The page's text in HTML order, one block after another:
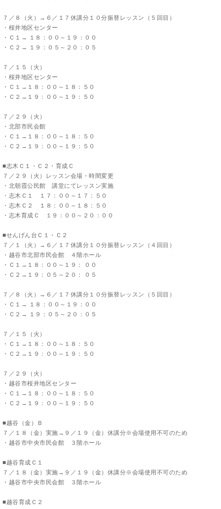
７／８（火）→６／１７休講分１０分振替レッスン（５回目）
・桜井地区センター
・Ｃ１→ １８：００～１９：００
・Ｃ２→ １９：０５～２０：０５
７／１５（火）
・桜井地区センター
・Ｃ１→１８：００～１８：５０
・Ｃ２→１９：００～１９：５０
７／２９（火）
・ 北部市民会館
・Ｃ１→１８：００～１８：５０
・Ｃ２→１９：００～１９：５０
■志木Ｃ１・Ｃ２・育成Ｃ
７／２９（火）レッスン会場・時間変更
・北朝霞公民館 講堂にてレッスン実施
・志木Ｃ１ １７：００～１７：５０
・志木Ｃ２ １８：００～１８：５０
・志木育成Ｃ １９：００～２０：００
■せんげん台Ｃ１・Ｃ２
７／１（火）→６／１７休講分１０分振替レッスン（４回目）
・越谷市北部市民会館 ４階ホール
・Ｃ１→１８：００～１９： ００
・Ｃ２→１９：０５～２０： ０５
７／８（火）→６／１７休講分１０分振替レッスン（５回目）
・Ｃ１→ １８：００～１９：００
・Ｃ２→ １９：０５～２０：０５
７／１５（火）
・Ｃ１→１８：００～１８：５０
・Ｃ２→１９：００～１９：５０
７／２９（火）
・越谷市桜井地区センター
・Ｃ１→１８：００～１８：５０
・Ｃ２→１９：００～１９：５０
■越谷（金）Ｂ
７／１８（金）実施→９／１９（金）休講分※会場使用不可のため
・越谷市中央市民会館 ３階ホール
■越谷育成Ｃ１
７／１８（金）実施→９／１９（金）休講分※会場使用不可のため
・越谷市中央市民会館 ３階ホール
■越谷育成Ｃ２